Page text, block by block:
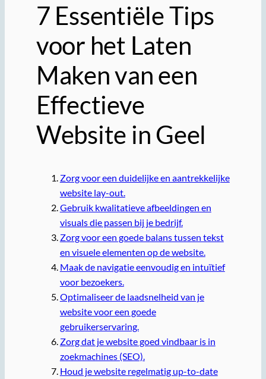
7 Essentiële Tips
voor het Laten
Maken van een
Effectieve
Website in Geel
Zorg voor een duidelijke en aantrekkelijke
website lay-out.
Gebruik kwalitatieve afbeeldingen en
visuals die passen bij je bedrijf.
Zorg voor een goede balans tussen tekst
en visuele elementen op de website.
Maak de navigatie eenvoudig en intuïtief
voor bezoekers.
Optimaliseer de laadsnelheid van je
website voor een goede
gebruikerservaring.
Zorg dat je website goed vindbaar is in
zoekmachines (SEO).
Houd je website regelmatig up-to-date